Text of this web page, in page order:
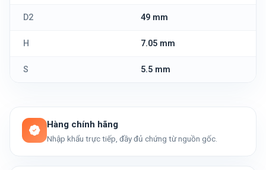
D2 49 mm
H 7.05 mm
S 5.5 mm
Hàng chính hãng
Nhập khẩu trực tiếp, đầy đủ chứng từ nguồn gốc.